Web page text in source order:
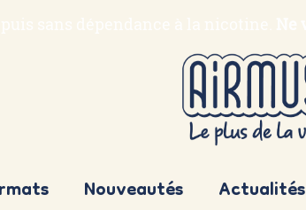
Nouveautés Actualités